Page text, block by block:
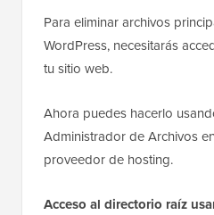
Para eliminar archivos
WordPress, necesitarás
tu sitio web.
Ahora puedes hacerlo
Administrador de Archivos
proveedor de hosting.
Acceso al directorio raíz